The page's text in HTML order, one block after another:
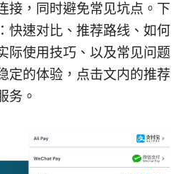
接，同时避免常见坑点。下
快速对比、推荐路线、如何
际使用技巧、以及常见问题
定的体验，点击文内的推荐
务。